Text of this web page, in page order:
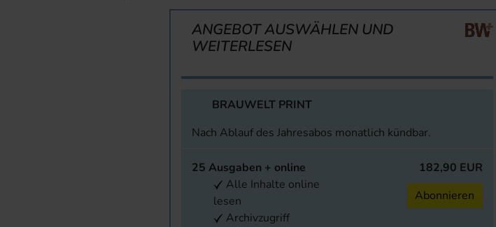
ANGEBOT AUSWÄHLEN UND
WEITERLESEN
BRAUWELT PRINT
Nach Ablauf des Jahresabos monatlich kündbar.
25 Ausgaben + online
Alle Inhalte online
lesen
Archivzugriff
182,90 EUR
Abonnieren